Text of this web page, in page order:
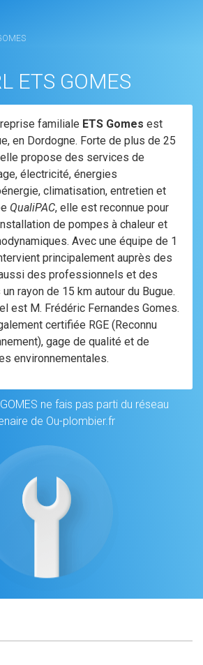
ETS GOMES
familiale ETS Gomes est
en Dordogne. Forte de plus de 25
propose des services de
électricité, énergies
climatisation, entretien et
QualiPAC, elle est reconnue pour
de pompes à chaleur et
Avec une équipe de 1
principalement auprès des
des professionnels et des
rayon de 15 km autour du Bugue.
est M. Frédéric Fernandes Gomes.
certifiée RGE (Reconnu
gage de qualité et de
environnementales.
GOMES ne fais pas parti du réseau
de Ou-plombier.fr